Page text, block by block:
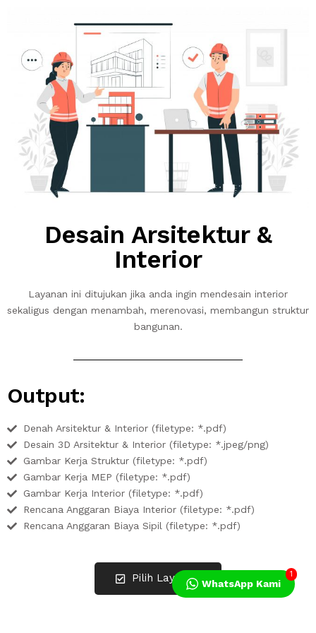
Desain Arsitektur &
Interior
Layanan ini ditujukan jika anda ingin mendesain interior
sekaligus dengan menambah, merenovasi, membangun struktur
bangunan.
Output:
Denah Arsitektur & Interior (filetype: *.pdf)
Desain 3D Arsitektur & Interior (filetype: *.jpeg/png)
Gambar Kerja Struktur (filetype: *.pdf)
Gambar Kerja MEP (filetype: *.pdf)
Gambar Kerja Interior (filetype: *.pdf)
Rencana Anggaran Biaya Interior (filetype: *.pdf)
Rencana Anggaran Biaya Sipil (filetype: *.pdf)
Pilih Layanan WhatsApp Kami
1